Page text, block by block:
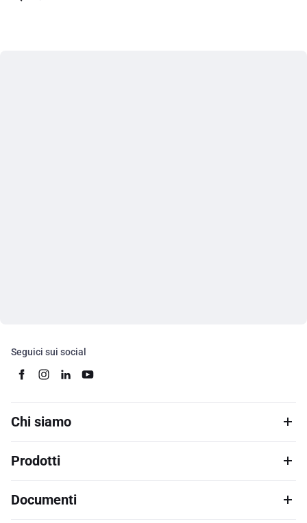
Seguici sui social
Chi siamo
Prodotti
Documenti